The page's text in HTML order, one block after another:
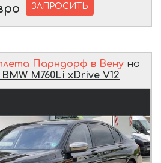
ЗАПРОСИТЬ
Парндорф в Вену на
BMW M760Li xDrive V12